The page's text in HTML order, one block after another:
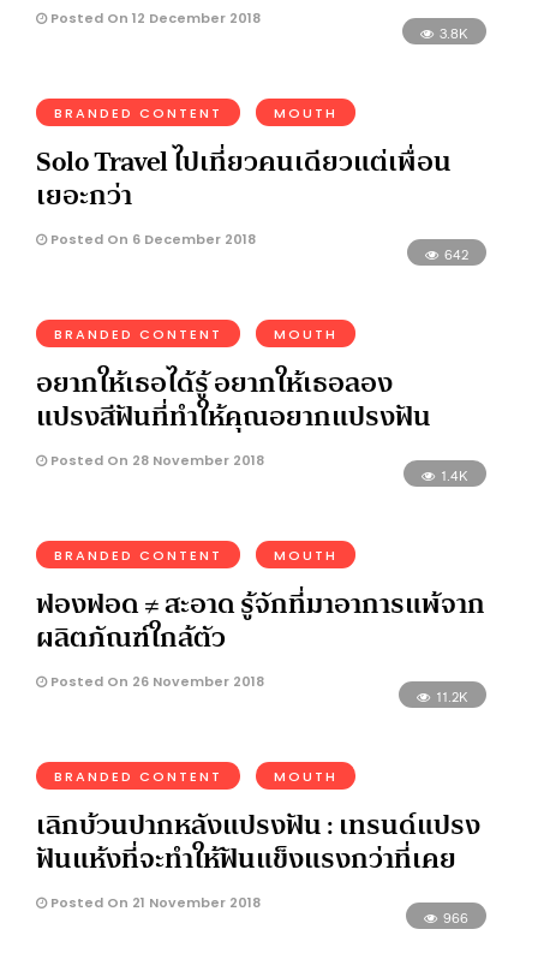
Posted On 12 December 2018
3.8K
BRANDED CONTENT MOUTH
Solo Travel ไปเที่ยวคนเดียวแต่เพื่อน
เยอะกว่า
Posted On 6 December 2018
642
BRANDED CONTENT MOUTH
อยากให้เธอได้รู้ อยากให้เธอลอง
แปรงสีฟันที่ทำให้คุณอยากแปรงฟัน
Posted On 28 November 2018
1.4K
BRANDED CONTENT MOUTH
ฟองฟอด ≠ สะอาด รู้จักที่มาอาการแพ้จาก
ผลิตภัณฑ์ใกล้ตัว
Posted On 26 November 2018
11.2K
BRANDED CONTENT MOUTH
เลิกบ้วนปากหลังแปรงฟัน : เทรนด์แปรง
ฟันแห้งที่จะทำให้ฟันแข็งแรงกว่าที่เคย
Posted On 21 November 2018
966